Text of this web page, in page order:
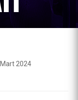
2024